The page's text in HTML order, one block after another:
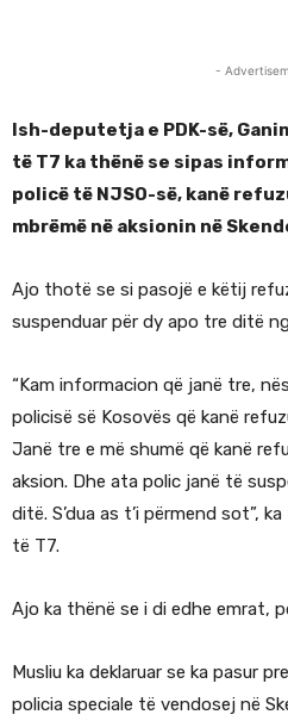
-
Ish-deputetja e PDK-së,
të T7 ka thënë se sipas
policë të NJSO-së, kanë
mbrëmë në aksionin në
Ajo thotë se si pasojë e këtij
suspenduar për dy apo tre ditë
“Kam informacion që janë tre,
policisë së Kosovës që kanë
Janë tre e më shumë që kanë
aksion. Dhe ata polic janë të
ditë. S’dua as t’i përmend sot”,
të T7.
Ajo ka thënë se i di edhe emrat,
Musliu ka deklaruar se ka pasur
policia speciale të vendosej në